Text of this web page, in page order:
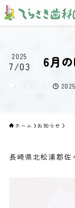
6月
2025
7/03
お知らせ
ホーム お知らせ
長崎県北松浦郡佐